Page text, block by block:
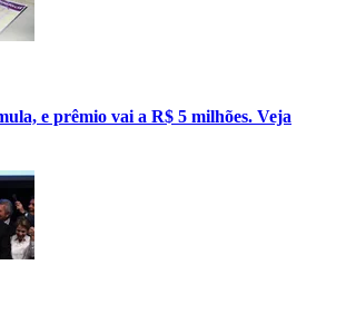
e prêmio vai a R$ 5 milhões. Veja